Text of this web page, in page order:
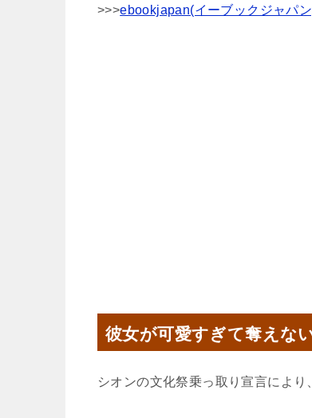
>>>ebookjapan(イーブックジャパ
彼女が可愛すぎて奪えな
シオンの文化祭乗っ取り宣言により